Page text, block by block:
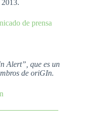
de prensa
Alert”, que es un
de oriGIn.